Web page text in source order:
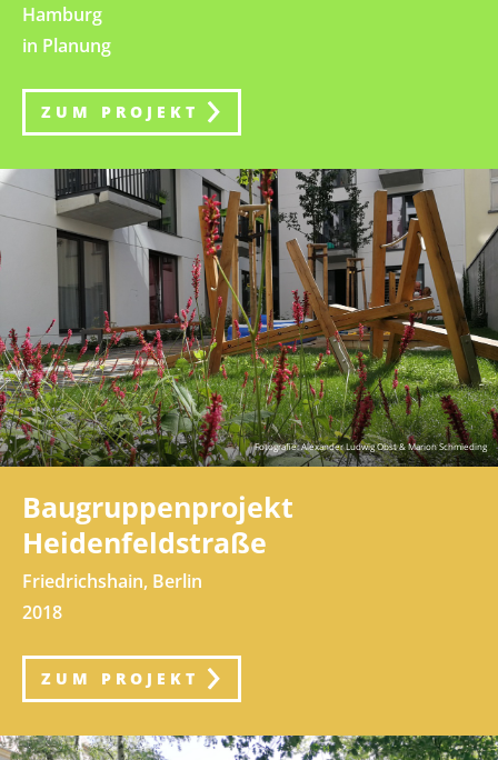
Hamburg
in Planung
ZUM PROJEKT
Fotografie: Alexander Ludwig Obst & Marion Schmieding
Baugruppenprojekt
Heidenfeldstraße
Friedrichshain, Berlin
2018
ZUM PROJEKT